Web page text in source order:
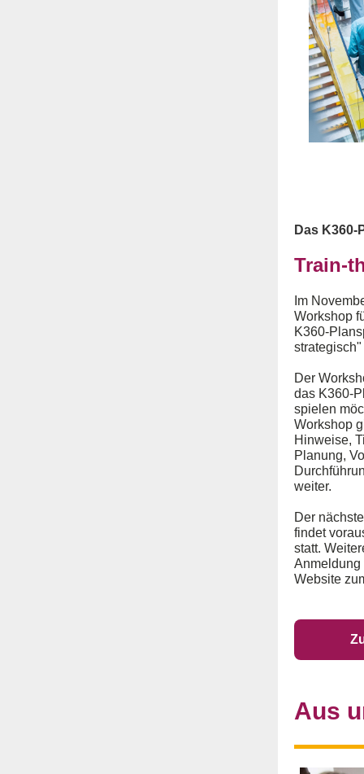
Das K360-
Train-
Im
Workshop
K360-
strategisch"
Der
das K360-
spielen
Workshop
Hinweise,
Planung,
weiter.
Der
findet
statt.
Anmeldung
Website
Aus